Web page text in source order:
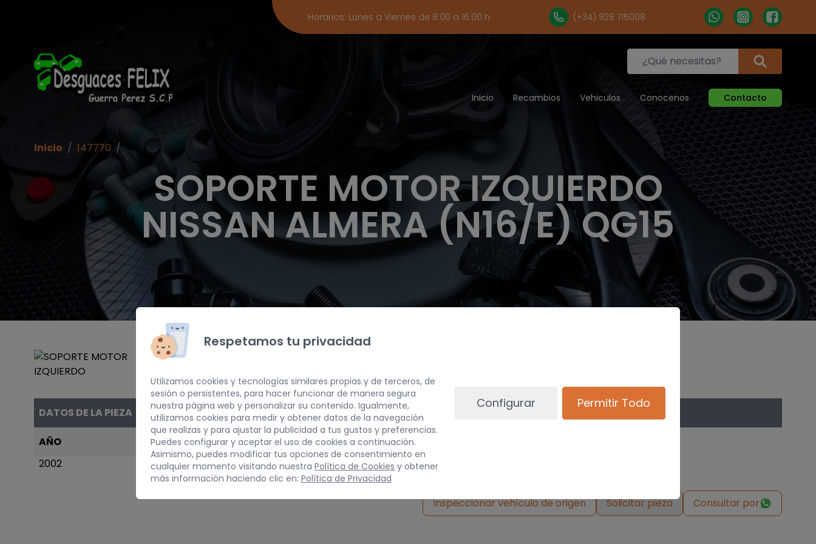
Horarios: Lunes a Viernes de 8.00 a 16.00 h (+34) 928 715008
Inicio Recambios Vehiculos Conocenos Contacto
SOPORTE MOTOR IZQUIERDO
NISSAN ALMERA (N16/E) QG15
Inicio / 147770 /
DATOS DE LA PIEZA
AÑO
2002
PESO
5 kg
Inspeccionar vehículo de origen Solicitar pieza Consultar por
Respetamos tu privacidad
Utilizamos cookies y tecnologías similares propias y de terceros, de
sesión o persistentes, para hacer funcionar de manera segura
nuestra página web y personalizar su contenido. Igualmente,
utilizamos cookies para medir y obtener datos de la navegación
que realizas y para ajustar la publicidad a tus gustos y preferencias.
Puedes configurar y aceptar el uso de cookies a continuación.
Asimismo, puedes modificar tus opciones de consentimiento en
cualquier momento visitando nuestra Política de Cookies y obtener
más información haciendo clic en: Política de Privacidad
Configurar Permitir Todo